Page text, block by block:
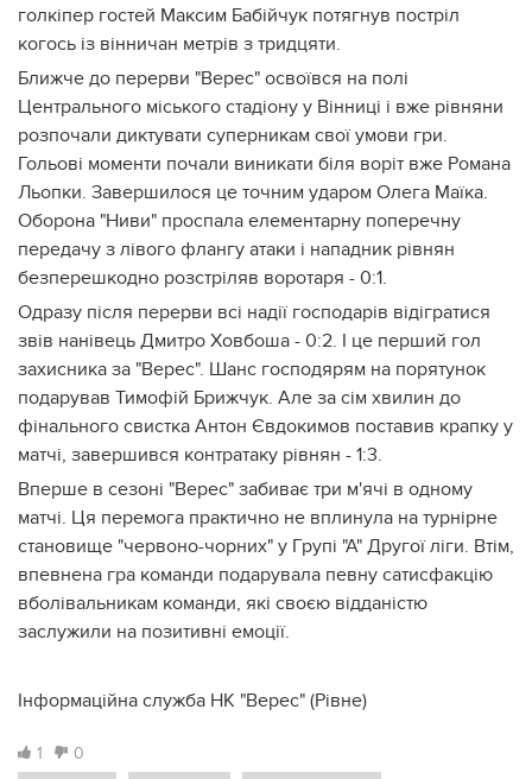
голкіпер гостей Максим Бабійчук потягнув постріл
когось із вінничан метрів з тридцяти.
Ближче до перерви "Верес" освоївся на полі
Центрального міського стадіону у Вінниці і вже рівняни
розпочали диктувати суперникам свої умови гри.
Гольові моменти почали виникати біля воріт вже Романа
Льопки. Завершилося це точним ударом Олега Маїка.
Оборона "Ниви" проспала елементарну поперечну
передачу з лівого флангу атаки і нападник рівнян
безперешкодно розстріляв воротаря - 0:1.
Одразу після перерви всі надії господарів відігратися
звів нанівець Дмитро Ховбоша - 0:2. І це перший гол
захисника за "Верес". Шанс господярям на порятунок
подарував Тимофій Брижчук. Але за сім хвилин до
фінального свистка Антон Євдокимов поставив крапку у
матчі, завершився контратаку рівнян - 1:3.
Вперше в сезоні "Верес" забиває три м'ячі в одному
матчі. Ця перемога практично не вплинула на турнірне
становище "червоно-чорних" у Групі "А" Другої ліги. Втім,
впевнена гра команди подарувала певну сатисфакцію
вболівальникам команди, які своєю відданістю
заслужили на позитивні емоції.
Інформаційна служба НК "Верес" (Рівне)
1 0